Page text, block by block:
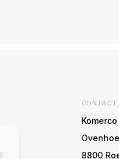
CONTACT
Komerco
8800